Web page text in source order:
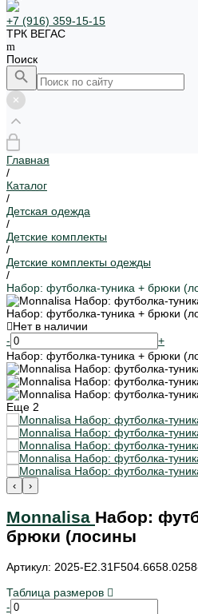
+7 (916) 359-15-15
ТРК ВЕГАС
Поиск
Главная
/
Каталог
/
Детская одежда
/
Детские комплекты
/
Детские комплекты одежды
/
Набор: футболка-туника + брюки
Набор: футболка-туника + брюки
Нет в наличии
-
+
Набор: футболка-туника + брюки
Еще 2
‹ ›
Monnalisa Набор:
брюки (лосины
Артикул: 2025-
Таблица размеров
-